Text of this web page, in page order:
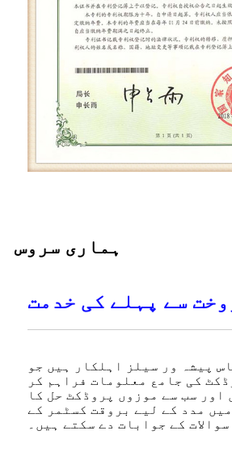
ہماری سروس
سے پہلے کی خدمت
پیشہ ور سیلز اہلکار ہیں جو
کی جامع معلومات فراہم کر
اور سب سے موزوں پروڈکٹ حل کا
مدد کے لیے بروقت کسٹمر کے
سوالات کے جوابات دے سکتے ہیں۔